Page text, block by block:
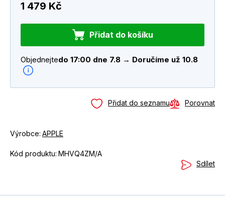
1 479 Kč
Přidat do košíku
Objednejtedo 17:00 dne 7.8 → Doručíme už 10.8
Přidat do seznamu Porovnat
Výrobce: APPLE
Kód produktu: MHVQ4ZM/A
Sdílet